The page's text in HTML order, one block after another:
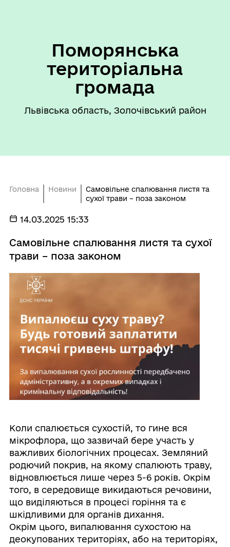
Поморянська
територіальна
громада
Львівська область, Золочівський район
Головна Новини
Самовільне спалювання листя та
сухої трави – поза законом
14.03.2025 15:33
Самовільне спалювання листя та сухої
трави – поза законом
Коли спалюється сухостій, то гине вся
мікрофлора, що зазвичай бере участь у
важливих біологічних процесах. Земляний
родючий покрив, на якому спалюють траву,
відновлюється лише через 5-6 років. Окрім
того, в середовище викидаються речовини,
що виділяються в процесі горіння та є
шкідливими для органів дихання.
Окрім цього, випалювання сухостою на
деокупованих територіях, або на територіях,